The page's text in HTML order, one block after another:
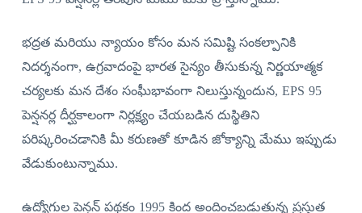
భద్రత మరియు న్యాయం కోసం మన సమిష్టి సంకల్పానికి
నిదర్శనంగా, ఉగ్రవాదంపై భారత సైన్యం తీసుకున్న నిర్ణయాత్మక
చర్యలకు మన దేశం సంఘీభావంగా నిలుస్తున్నందున, EPS 95
పెన్షనర్ల దీర్ఘకాలంగా నిర్లక్ష్యం చేయబడిన దుస్థితిని
పరిష్కరించడానికి మీ కరుణతో కూడిన జోక్యాన్ని మేము ఇప్పుడు
వేడుకుంటున్నాము.
ఉద్యోగుల పెన్షన్ పథకం 1995 కింద అందించబడుతున్న ప్రస్తుత